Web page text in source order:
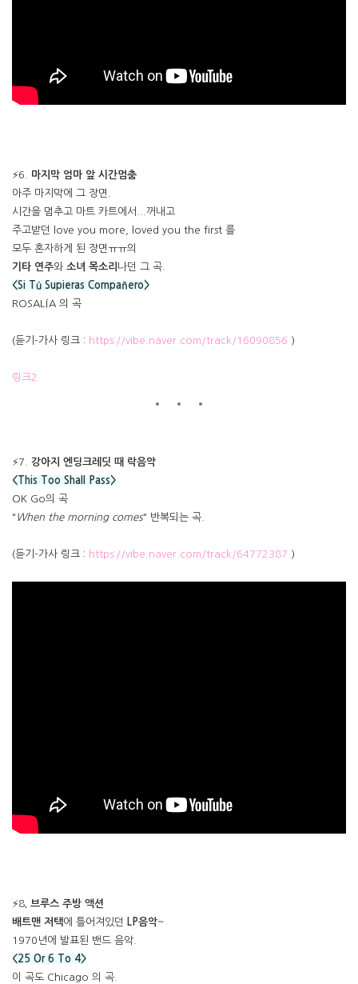
⚡6.
마지막 엄마 앞 시간멈춤
아주 마지막에 그 장면.
시간을 멈추고 마트 카트에서...꺼내고
주고받던 love you more, loved you the first 를
모두 혼자하게 된 장면ㅠㅠ의
기타 연주와 소녀 목소리 나던 그 곡.
<Si Tú Supieras Compañero>
ROSALÍA 의 곡
(듣기-가사 링크 : https://vibe.naver.com/track/16090856 )
링크2
⚡7. 강아지 엔딩크레딧 때 락음악
<This Too Shall Pass>
OK Go의 곡
" When the morning comes" 반복되는 곡.
(듣기-가사 링크 : https://vibe.naver.com/track/64772387 )
⚡8 . 브루스 주방 액션
배트맨 저택에 틀어져있던 LP음악~
1970년에 발표된 밴드 음악.
<25 Or 6 To 4>
이 곡도 Chicago 의 곡.